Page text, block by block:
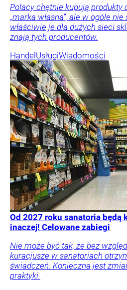
Polacy chętnie kupują produkty
„marka własna”, ale w ogóle
właściwie je dla dużych sieci
znają tych producentów.
HandelUsługiWiadomości
Od 2027 roku sanatoria będą
inaczej! Celowane zabiegi
Nie może być tak, że bez
kuracjusze w sanatoriach
świadczeń. Konieczna jest
praktyki.